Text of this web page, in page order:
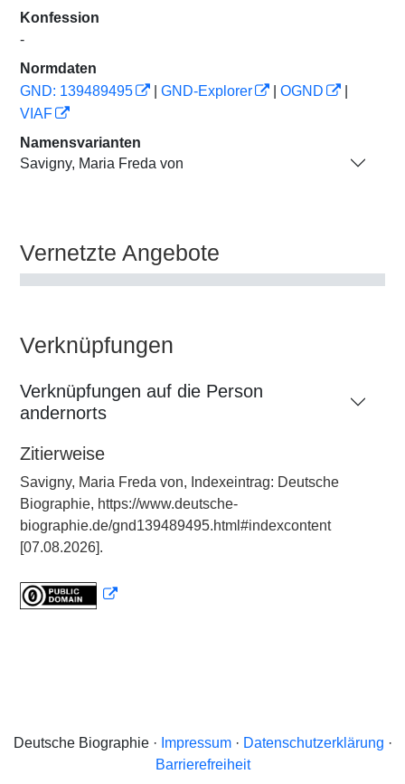
Konfession
-
Normdaten
GND: 139489495
GND-Explorer OGND
VIAF
Namensvarianten
Savigny, Maria Freda von
Vernetzte Angebote
Verknüpfungen
Verknüpfungen auf die Person
andernorts
Zitierweise
Savigny, Maria Freda von, Indexeintrag: Deutsche
Biographie, https://www.deutsche-
biographie.de/gnd139489495.html#indexcontent
[07.08.2026].
Deutsche Biographie · Impressum· Datenschutzerklärung ·
Barrierefreiheit